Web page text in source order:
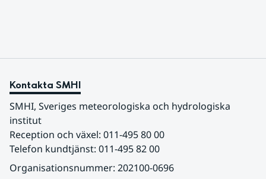
Kontakta SMHI
SMHI, Sveriges meteorologiska och hydrologiska
institut
Reception och växel: 011-495 80 00
Telefon kundtjänst: 011-495 82 00
Organisationsnummer: 202100-0696